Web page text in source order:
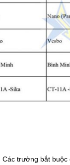
Các trường bắt buộc